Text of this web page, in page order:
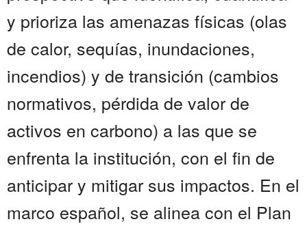
y prioriza las amenazas físicas (olas
de calor, sequías, inundaciones,
incendios) y de transición (cambios
normativos, pérdida de valor de
activos en carbono) a las que se
enfrenta la institución, con el fin de
anticipar y mitigar sus impactos. En el
marco español, se alinea con el Plan